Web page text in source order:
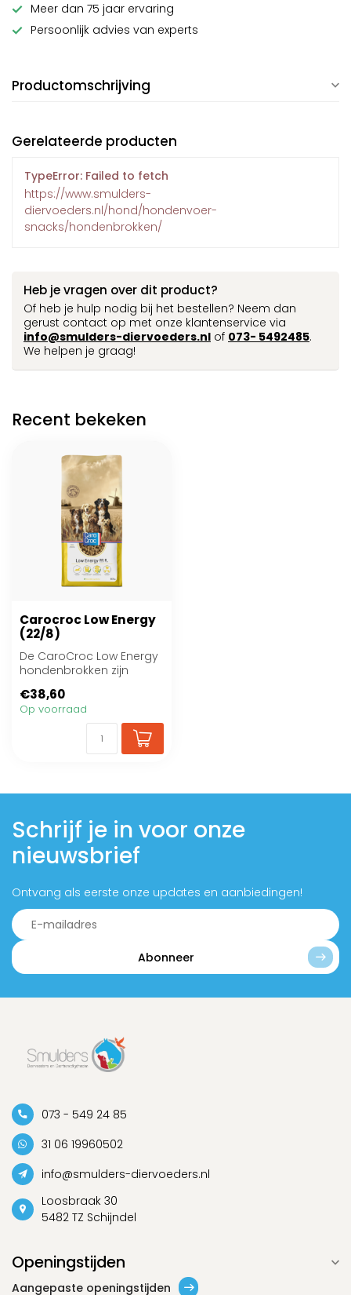
Meer dan 75 jaar ervaring
Persoonlijk advies van experts
Productomschrijving
Gerelateerde producten
TypeError: Failed to fetch
https://www.smulders-
diervoeders.nl/hond/hondenvoer-
snacks/hondenbrokken/
Heb je vragen over dit product?
Of heb je hulp nodig bij het bestellen? Neem dan
gerust contact op met onze klantenservice via
info@smulders-diervoeders.nl of 073- 5492485.
We helpen je graag!
Recent bekeken
Carocroc Low Energy
(22/8)
De CaroCroc Low Energy
hondenbrokken zijn
voor honden met ...
€38,60
Op voorraad
Schrijf je in voor onze
nieuwsbrief
Ontvang als eerste onze updates en aanbiedingen!
Abonneer
073 - 549 24 85
31 06 19960502
info@smulders-diervoeders.nl
Loosbraak 30
5482 TZ Schijndel
Openingstijden
Aangepaste openingstijden